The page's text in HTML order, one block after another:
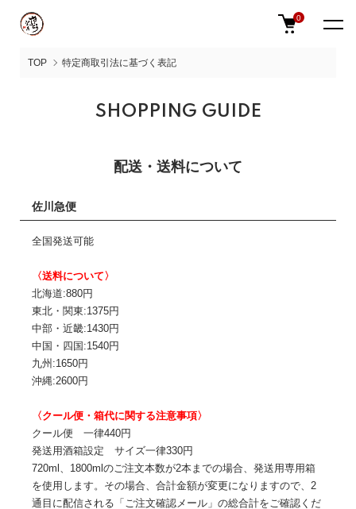
0
TOP 特定商取引法に基づく表記
SHOPPING GUIDE
配送・送料について
佐川急便
全国発送可能
〈送料について〉
北海道:880円
東北・関東:1375円
中部・近畿:1430円
中国・四国:1540円
九州:1650円
沖縄:2600円
〈クール便・箱代に関する注意事項〉
クール便 一律440円
発送用酒箱設定 サイズ一律330円
720ml、1800mlのご注文本数が2本までの場合、発送用専用箱
を使用します。その場合、合計金額が変更になりますので、2
通目に配信される「ご注文確認メール」の総合計をご確認くだ